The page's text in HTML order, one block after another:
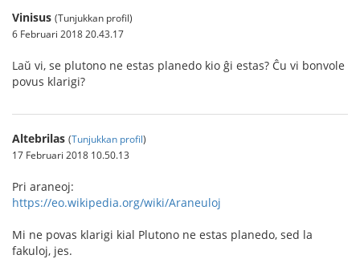
Vinisus (Tunjukkan profil)
6 Februari 2018 20.43.17
Laŭ vi, se plutono ne estas planedo kio ĝi estas? Ĉu vi bonvole
povus klarigi?
Altebrilas (Tunjukkan profil)
17 Februari 2018 10.50.13
Pri araneoj:
https://eo.wikipedia.org/wiki/Araneuloj
Mi ne povas klarigi kial Plutono ne estas planedo, sed la
fakuloj, jes.